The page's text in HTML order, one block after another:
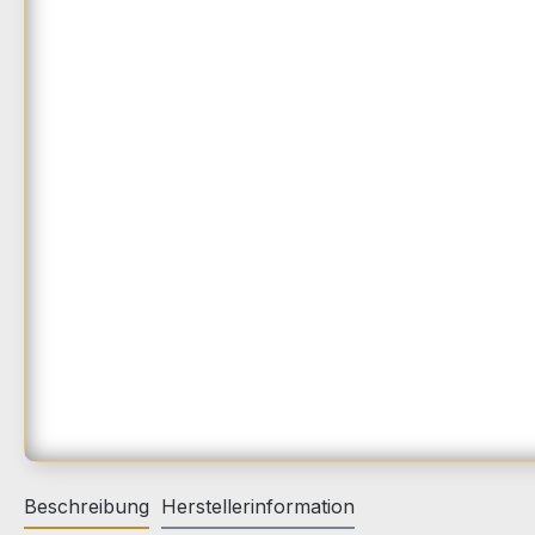
Beschreibung Herstellerinformation